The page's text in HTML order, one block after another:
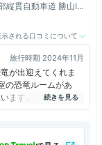
縦貫自動車道 勝山IC
示される口コミについて
旅行時期 2024年11月
が出迎えてくれま
の恐竜ルームがあ
ます。私も次は孫た